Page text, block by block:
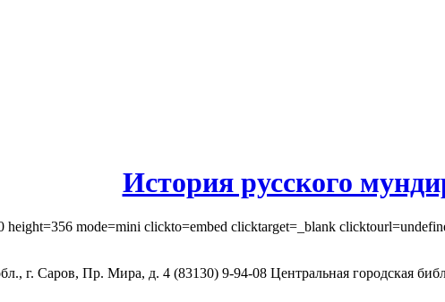
История русского
height=356 mode=mini clickto=embed clicktarget=_blank
г. Саров, Пр. Мира, д. 4 (83130) 9-94-08 Центральная городская